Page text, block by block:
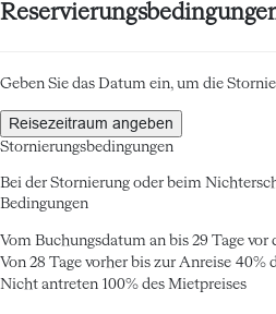
Geben Sie das Datum ein, um die
Reisezeitraum angeben
Stornierungsbedingungen
Bei der Stornierung oder beim
Bedingungen
Vom Buchungsdatum an bis 29 Tage vor
Von 28 Tage vorher bis zur Anreise 40%
Nicht antreten 100% des Mietpreises